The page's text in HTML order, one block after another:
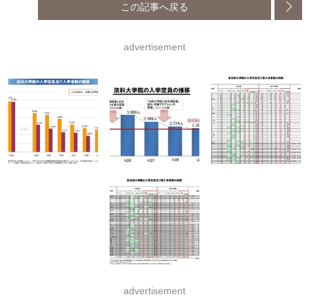
この記事へ戻る
advertisement
advertisement